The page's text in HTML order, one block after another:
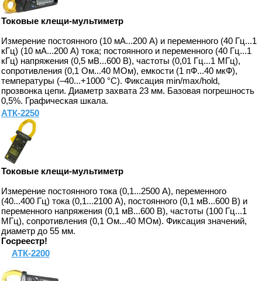
Токовые клещи-мультиметр
Измерение постоянного (10 мА...200 А) и переменного (40 Гц...1
кГц) (10 мА...200 А) тока; постоянного и переменного (40 Гц...1
кГц) напряжения (0,5 мВ...600 В), частоты (0,01 Гц...1 МГц),
сопротивления (0,1 Ом...40 МОм), емкости (1 пФ...40 мкФ),
температуры (–40...+1000 °C). Фиксация min/max/hold,
прозвонка цепи. Диаметр захвата 23 мм. Базовая погрешность
0,5%. Графическая шкала.
АТК-2250
Токовые клещи-мультиметр
Измерение постоянного тока (0,1...2500 А), переменного
(40...400 Гц) тока (0,1...2100 А), постоянного (0,1 мВ...600 В) и
переменного напряжения (0,1 мВ...600 В), частоты (100 Гц...1
МГц), сопротивления (0,1 Ом...40 МОм). Фиксация значений,
диаметр до 55 мм.
Госреестр!
АТК-2200